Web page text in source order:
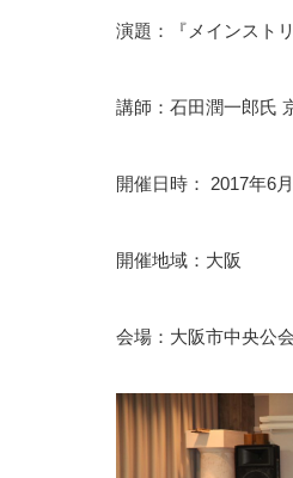
演題：『メインスト
講師：石田潤一郎氏
開催日時： 2017年6
開催地域：大阪
会場：大阪市中央公